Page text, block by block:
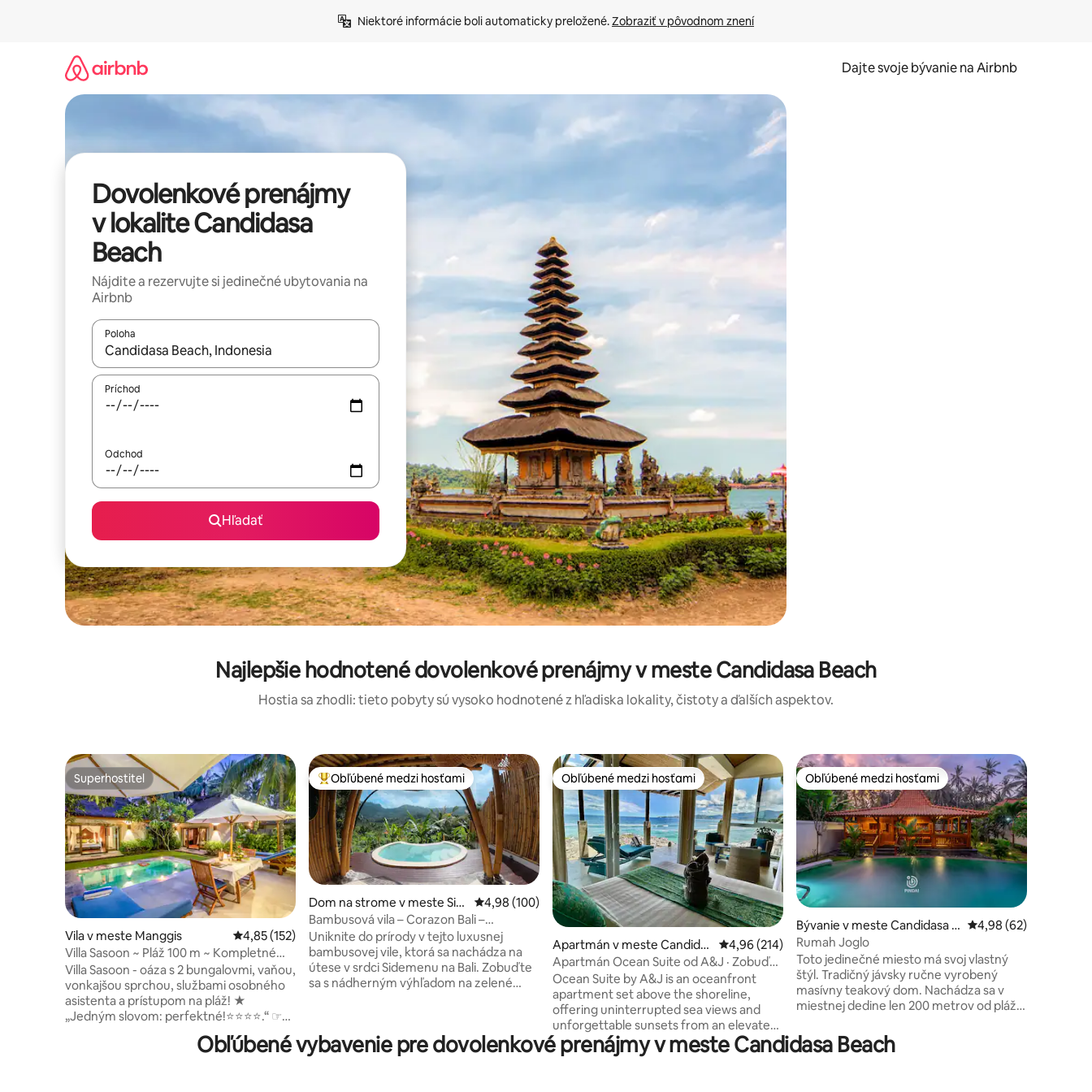
Niektoré informácie boli automaticky preložené. Zobraziť v pôvodnom znení
Dajte svoje bývanie na Airbnb
Dovolenkové prenájmy
v lokalite Candidasa
Beach
Nájdite a rezervujte si jedinečné ubytovania na
Airbnb
Poloha
Keď budú výsledky k dispozícii, môžete si ich prechádzať pomocou klávesov so šípkami nahor a nadol alebo ich preskúmať pomocou dotykových gest či potiahnutia prstom.
Príchod
Odchod
Hľadať
Najlepšie hodnotené dovolenkové prenájmy v meste Candidasa Beach
Hostia sa zhodli: tieto pobyty sú vysoko hodnotené z hľadiska lokality, čistoty a ďalších aspektov.
Superhostiteľ
Superhostiteľ
Vila v meste Manggis Priemerné ohodnotenie 4,85 z 5, počet hodnotení: 152
4,85 (152)
Villa Sasoon ~ Pláž 100 m ~ Kompletné
služby ~ 250 Mbps
Villa Sasoon - oáza s 2 bungalovmi, vaňou,
vonkajšou sprchou, službami osobného
asistenta a prístupom na pláž! ★
„Jedným slovom: perfektné!⭐️⭐️⭐️⭐️.“ ☞
Súkromný dvor + bazén + ležadlá ☞
Terasa s krytým vonkajším stolovaním ☞
Najobľúbenejšie medzi hosťami
Obľúbené medzi hosťami
Dom na strome v meste Sid
emen
Priemerné ohodnotenie 4,98 z 5, počet hodnotení: 100
4,98 (100)
Bambusová vila – Corazon Bali –
Banánový stromový dom
Uniknite do prírody v tejto luxusnej
bambusovej vile, ktorá sa nachádza na
útese v srdci Sidemenu na Bali. Zobuďte
sa s nádherným výhľadom na zelené
Oddýchnite si vo svojom súkromnom
nekonečnom bazéne alebo sa pozerajte
Obľúbené medzi hosťami
Obľúbené medzi hosťami
Apartmán v meste Candidas
a
Priemerné ohodnotenie 4,96 z 5, počet hodnotení: 214
4,96 (214)
Apartmán Ocean Suite od A&J · Zobuďte
sa s výhľadom na oceán
Ocean Suite by A&J is an oceanfront
apartment set above the shoreline,
offering uninterrupted sea views and
unforgettable sunsets from an elevated
position. Designed for couples seeking
space, privacy, and calm, yet flexible
Obľúbené medzi hosťami
Obľúbené medzi hosťami
Bývanie v meste Candidasa K
arangasem
Priemerné
4,98 (62)
Rumah Joglo
Toto jedinečné miesto má svoj vlastný
štýl. Tradičný jávsky ručne vyrobený
masívny teakový dom. Nachádza sa v
miestnej dedine len 200 metrov od pláže.
džungľou budete v raji. Plávanie v bazéne
s dĺžkou 8 m alebo leňošenie na
Obľúbené vybavenie pre dovolenkové prenájmy v meste Candidasa Beach